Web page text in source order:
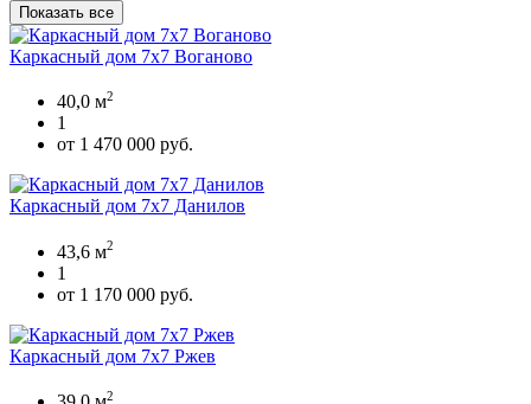
Показать все
Каркасный дом 7х7 Воганово
40,0 м2
1
от 1 470 000 руб.
Каркасный дом 7х7 Данилов
43,6 м2
1
от 1 170 000 руб.
Каркасный дом 7х7 Ржев
2